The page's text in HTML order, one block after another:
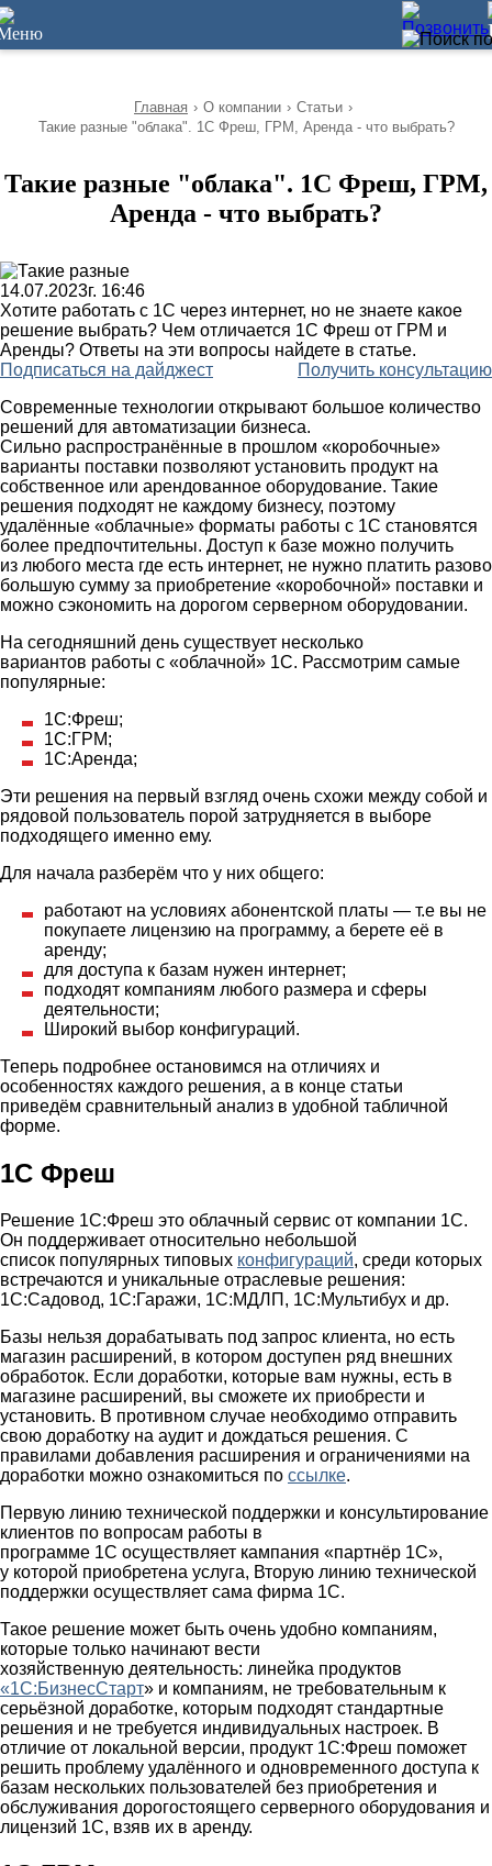
10
Главная › О компании › Статьи ›
Такие разные "облака". 1С Фреш, ГРМ, Аренда - что выбрать?
Такие разные "облака". 1С Фреш, ГРМ,
Аренда - что выбрать?
14.07.2023г. 16:46
Хотите работать с 1С через интернет, но не знаете какое
решение выбрать? Чем отличается 1С Фреш от ГРМ и
Аренды? Ответы на эти вопросы найдете в статье.
Подписаться на дайджест
Получить консультацию
Современные технологии открывают большое количество
решений для автоматизации бизнеса.
Сильно распространённые в прошлом «коробочные»
варианты поставки позволяют установить продукт на
собственное или арендованное оборудование. Такие
решения подходят не каждому бизнесу, поэтому
удалённые «облачные» форматы работы с 1С становятся
более предпочтительны. Доступ к базе можно получить
из любого места где есть интернет, не нужно платить разово
большую сумму за приобретение «коробочной» поставки и
можно сэкономить на дорогом серверном оборудовании.
На сегодняшний день существует несколько
вариантов работы с «облачной» 1С. Рассмотрим самые
популярные:
1С:Фреш;
1С:ГРМ;
1С:Аренда;
Эти решения на первый взгляд очень схожи между собой и
рядовой пользователь порой затрудняется в выборе
подходящего именно ему.
Для начала разберём что у них общего:
работают на условиях абонентской платы — т.е вы не
покупаете лицензию на программу, а берете её в
аренду;
для доступа к базам нужен интернет;
подходят компаниям любого размера и сферы
деятельности;
Широкий выбор конфигураций.
Теперь подробнее остановимся на отличиях и
особенностях каждого решения, а в конце статьи
приведём сравнительный анализ в удобной табличной
форме.
1С Фреш
Решение 1С:Фреш это облачный сервис от компании 1С.
Он поддерживает относительно небольшой
список популярных типовых конфигураций, среди которых
встречаются и уникальные отраслевые решения:
1С:Садовод, 1С:Гаражи, 1С:МДЛП, 1С:Мультибух и др.
Базы нельзя дорабатывать под запрос клиента, но есть
магазин расширений, в котором доступен ряд внешних
обработок. Если доработки, которые вам нужны, есть в
магазине расширений, вы сможете их приобрести и
установить. В противном случае необходимо отправить
свою доработку на аудит и дождаться решения. С
правилами добавления расширения и ограничениями на
доработки можно ознакомиться по ссылке.
Первую линию технической поддержки и консультирование
клиентов по вопросам работы в
программе 1С осуществляет кампания «партнёр 1С»,
у которой приобретена услуга, Вторую линию технической
поддержки осуществляет сама фирма 1С.
Такое решение может быть очень удобно компаниям,
которые только начинают вести
хозяйственную деятельность: линейка продуктов
«1С:БизнесСтарт» и компаниям, не требовательным к
серьёзной доработке, которым подходят стандартные
решения и не требуется индивидуальных настроек. В
отличие от локальной версии, продукт 1С:Фреш поможет
решить проблему удалённого и одновременного доступа к
базам нескольких пользователей без приобретения и
обслуживания дорогостоящего серверного оборудования и
лицензий 1С, взяв их в аренду.